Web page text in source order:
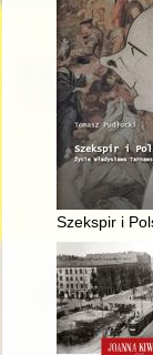
Szekspir i